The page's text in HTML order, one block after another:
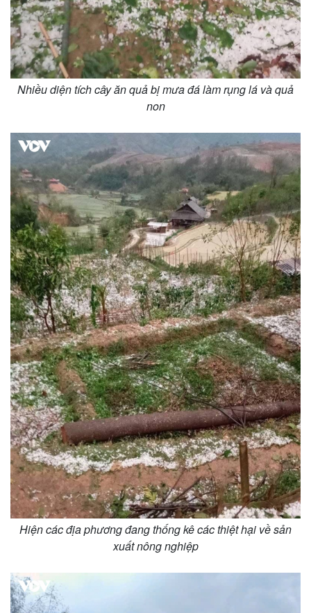
Thế giới
Quan sát
Cuộc sống đó đây
Hồ sơ
Multimedia
Video
Ảnh
E-Magazine
Infographic
Nhiều diện tích cây ăn quả bị mưa đá làm rụng lá và quả
non
Hiện các địa phương đang thống kê các thiệt hại về sản
xuất nông nghiệp